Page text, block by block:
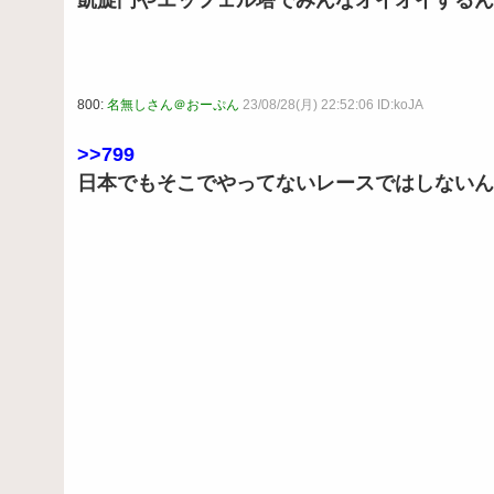
800: 名無しさん＠おーぷん 23/08/28(月) 22:52:06 ID:koJA
>>799
日本でもそこでやってないレースではしない